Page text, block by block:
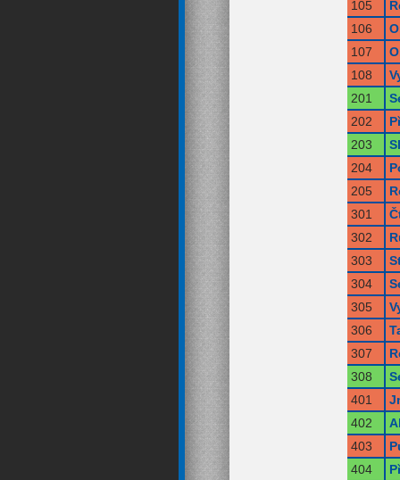
105
106
107
108
201
202
203
204
205
301
302
303
304
305
306
307
308
401
402
403
404